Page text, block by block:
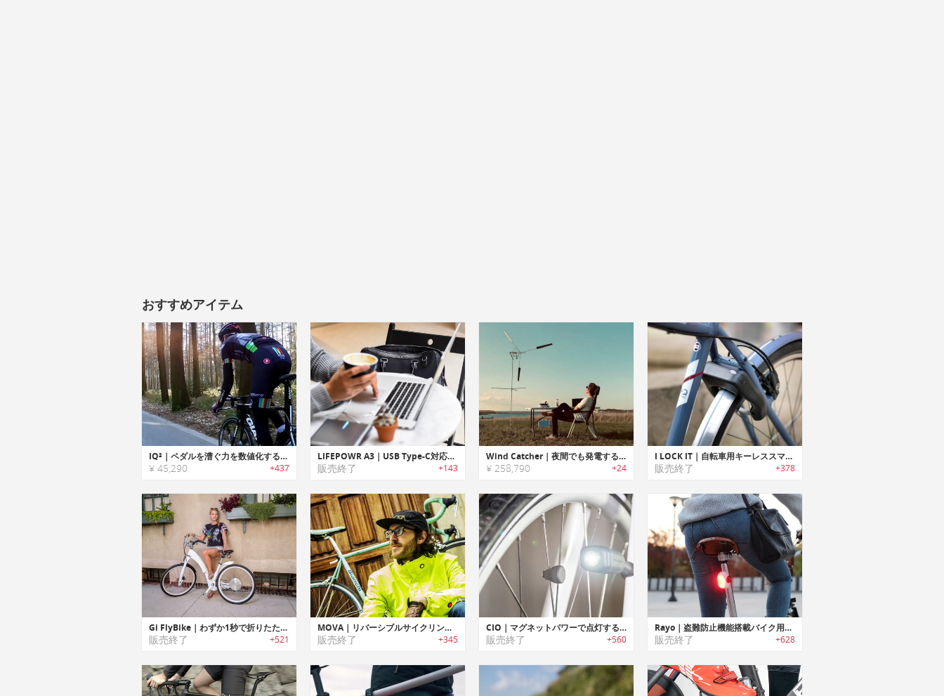
おすすめアイテム
IQ²｜ペダルを漕ぐ力を数値化するバイク用パワーメーター「アイキュースクエア」
¥ 45,290 +437
LIFEPOWR A3｜USB Type-C対応ポータブルチャージャー「ライフパワーA3」
販売終了 +143
Wind Catcher｜夜間でも発電するポータブル風力発電タービン「ウィンドキャッチャー」
¥ 258,790 +24
I LOCK IT｜自転車用キーレススマートロック「アイロックイット」
販売終了 +378
Gi FlyBike｜わずか1秒で折りたたみ可能な電動自転車「ギー・フライバイク」
販売終了 +521
MOVA｜リバーシブルサイクリングジャケット「モヴァ」
販売終了 +345
CIO｜マグネットパワーで点灯するバッテリー不要の自転車用ライト「シーオ」
販売終了 +560
Rayo｜盗難防止機能搭載バイク用スマートテイルライト「ラーヨ」
販売終了 +628